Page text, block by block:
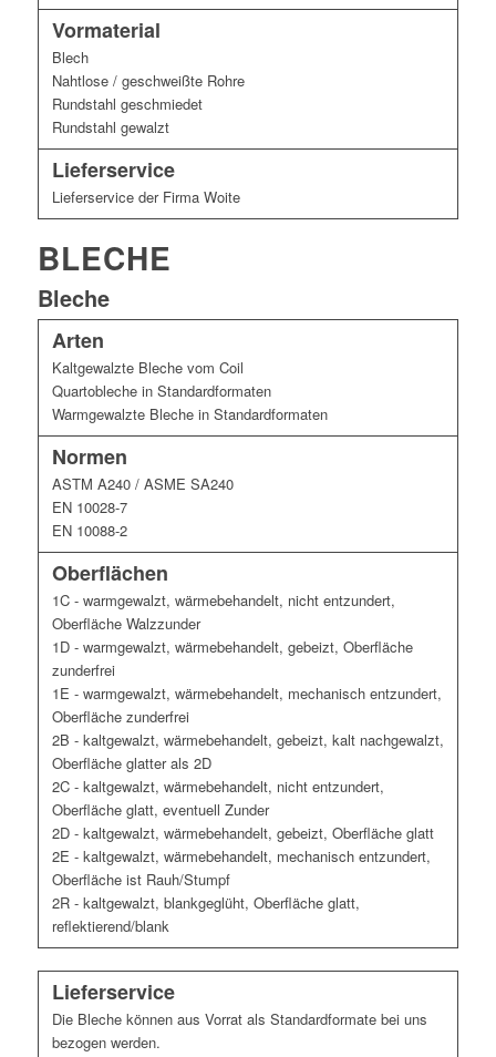
Vormaterial
Blech
Nahtlose / geschweißte Rohre
Rundstahl geschmiedet
Rundstahl gewalzt
Lieferservice
Lieferservice der Firma Woite
BLECHE
Bleche
Arten
Kaltgewalzte Bleche vom Coil
Quartobleche in Standardformaten
Warmgewalzte Bleche in Standardformaten
Normen
ASTM A240 / ASME SA240
EN 10028-7
EN 10088-2
Oberflächen
1C - warmgewalzt, wärmebehandelt, nicht entzundert,
Oberfläche Walzzunder
1D - warmgewalzt, wärmebehandelt, gebeizt, Oberfläche
zunderfrei
1E - warmgewalzt, wärmebehandelt, mechanisch entzundert,
Oberfläche zunderfrei
2B - kaltgewalzt, wärmebehandelt, gebeizt, kalt nachgewalzt,
Oberfläche glatter als 2D
2C - kaltgewalzt, wärmebehandelt, nicht entzundert,
Oberfläche glatt, eventuell Zunder
2D - kaltgewalzt, wärmebehandelt, gebeizt, Oberfläche glatt
2E - kaltgewalzt, wärmebehandelt, mechanisch entzundert,
Oberfläche ist Rauh/Stumpf
2R - kaltgewalzt, blankgeglüht, Oberfläche glatt,
reflektierend/blank
Lieferservice
Die Bleche können aus Vorrat als Standardformate bei uns
bezogen werden.